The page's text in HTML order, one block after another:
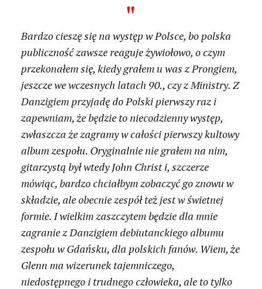
Bardzo cieszę się na występ w Polsce, bo polska
publiczność zawsze reaguje żywiołowo, o czym
przekonałem się, kiedy grałem u was z Prongiem,
jeszcze we wczesnych latach 90., czy z Ministry. Z
Danzigiem przyjadę do Polski pierwszy raz i
zapewniam, że będzie to niecodzienny występ,
zwłaszcza że zagramy w całości pierwszy kultowy
album zespołu. Oryginalnie nie grałem na nim,
gitarzystą był wtedy John Christ i, szczerze
mówiąc, bardzo chciałbym zobaczyć go znowu w
składzie, ale obecnie zespół też jest w świetnej
formie. I wielkim zaszczytem będzie dla mnie
zagranie z Danzigiem debiutanckiego albumu
zespołu w Gdańsku, dla polskich fanów. Wiem, że
Glenn ma wizerunek tajemniczego,
niedostępnego i trudnego człowieka, ale to tylko